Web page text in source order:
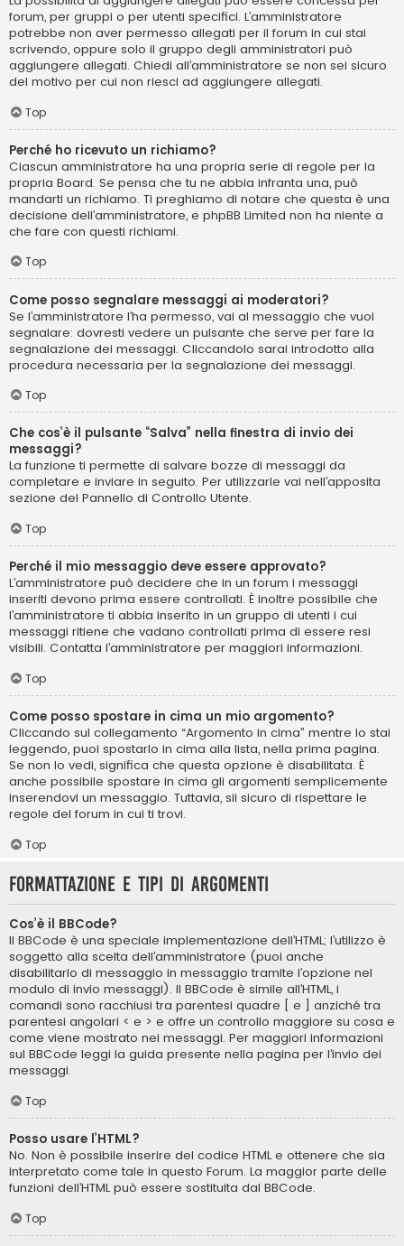
forum, per gruppi o per utenti specifici. L’amministratore
potrebbe non aver permesso allegati per il forum in cui stai
scrivendo, oppure solo il gruppo degli amministratori può
aggiungere allegati. Chiedi all’amministratore se non sei sicuro
del motivo per cui non riesci ad aggiungere allegati.
Top
Perché ho ricevuto un richiamo?
Ciascun amministratore ha una propria serie di regole per la
propria Board. Se pensa che tu ne abbia infranta una, può
mandarti un richiamo. Ti preghiamo di notare che questa è una
decisione dell’amministratore, e phpBB Limited non ha niente a
che fare con questi richiami.
Top
Come posso segnalare messaggi ai moderatori?
Se l’amministratore l’ha permesso, vai al messaggio che vuoi
segnalare: dovresti vedere un pulsante che serve per fare la
segnalazione dei messaggi. Cliccandolo sarai introdotto alla
procedura necessaria per la segnalazione dei messaggi.
Top
Che cos’è il pulsante “Salva” nella finestra di invio dei
messaggi?
La funzione ti permette di salvare bozze di messaggi da
completare e inviare in seguito. Per utilizzarle vai nell’apposita
sezione del Pannello di Controllo Utente.
Top
Perché il mio messaggio deve essere approvato?
L’amministratore può decidere che in un forum i messaggi
inseriti devono prima essere controllati. È inoltre possibile che
l’amministratore ti abbia inserito in un gruppo di utenti i cui
messaggi ritiene che vadano controllati prima di essere resi
visibili. Contatta l’amministratore per maggiori informazioni.
Top
Come posso spostare in cima un mio argomento?
Cliccando sul collegamento “Argomento in cima” mentre lo stai
leggendo, puoi spostarlo in cima alla lista, nella prima pagina.
Se non lo vedi, significa che questa opzione è disabilitata. È
anche possibile spostare in cima gli argomenti semplicemente
inserendovi un messaggio. Tuttavia, sii sicuro di rispettare le
regole del forum in cui ti trovi.
Top
Formattazione e tipi di argomenti
Cos’è il BBCode?
Il BBCode è una speciale implementazione dell’HTML; l’utilizzo è
soggetto alla scelta dell’amministratore (puoi anche
disabilitarlo di messaggio in messaggio tramite l’opzione nel
modulo di invio messaggi). Il BBCode è simile all’HTML, i
comandi sono racchiusi tra parentesi quadre [ e ] anziché tra
parentesi angolari < e > e offre un controllo maggiore su cosa e
come viene mostrato nei messaggi. Per maggiori informazioni
sul BBCode leggi la guida presente nella pagina per l’invio dei
messaggi.
Top
Posso usare l’HTML?
No. Non è possibile inserire del codice HTML e ottenere che sia
interpretato come tale in questo Forum. La maggior parte delle
funzioni dell’HTML può essere sostituita dal BBCode.
Top